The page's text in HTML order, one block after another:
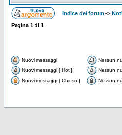
Indice del forum ->
Pagina 1 di 1
Nuovi messaggi Nessun
Nuovi messaggi [ Hot ]
Nessun
Nuovi messaggi [ Chiuso ]
Nessun